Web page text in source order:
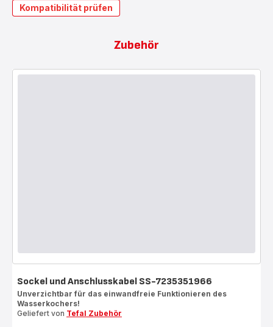
Kompatibilität prüfen
Zubehör
Sockel und Anschlusskabel SS-7235351966
Unverzichtbar für das einwandfreie Funktionieren des
Wasserkochers!
Geliefert von Tefal Zubehör